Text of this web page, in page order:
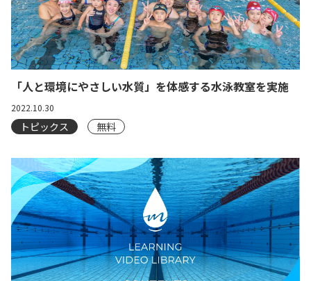
「人と環境にやさしい水質」を体感する水泳教室を実施
2022.10.30
トピックス 無料